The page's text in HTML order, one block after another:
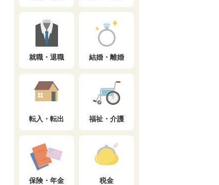
就職・退職 結婚・離婚
転入・転出 福祉・介護
保険・年金 税金